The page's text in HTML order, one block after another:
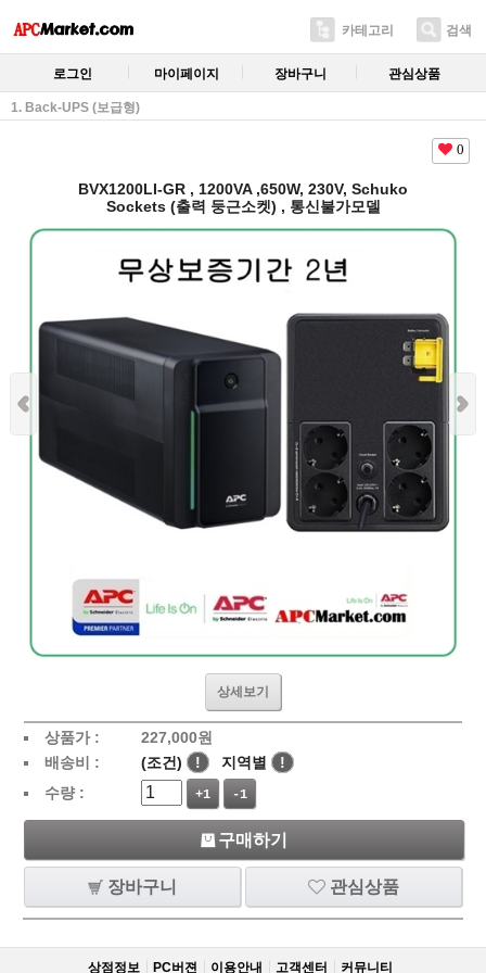
카테고리 검색
로그인 마이페이지 장바구니 관심상품
1. Back-UPS (보급형)
0
BVX1200LI-GR , 1200VA ,650W, 230V, Schuko
Sockets (출력 둥근소켓) , 통신불가모델
상세보기
상품가 : 227,000원
배송비 :
(조건) ! 지역별
!
수량 :
+1 -1
구매하기
장바구니 관심상품
상점정보 PC버젼 이용안내 고객센터 커뮤니티